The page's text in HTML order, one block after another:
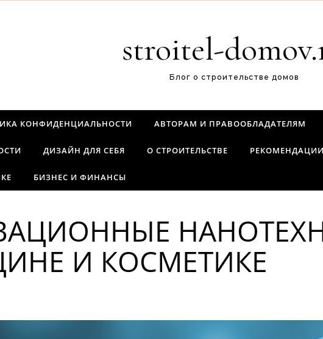
stroitel-
Блог о строительстве домов
КОНФИДЕНЦИАЛЬНОСТИ АВТОРАМ И ПРАВООБЛАДАТЕЛЯМ
ДИЗАЙН ДЛЯ СЕБЯ О СТРОИТЕЛЬСТВЕ
БИЗНЕС И ФИНАНСЫ
И КОСМЕТИКЕ